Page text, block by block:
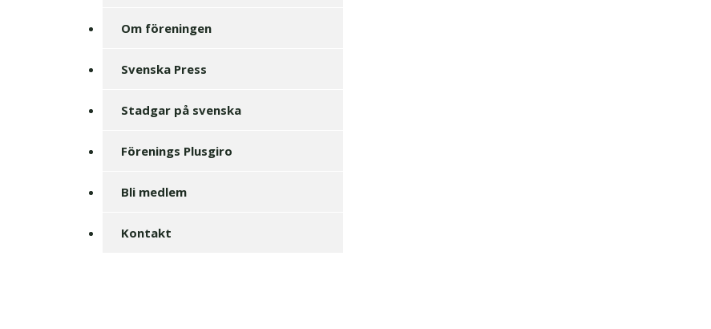
Om föreningen
Svenska Press
Stadgar på svenska
Förenings Plusgiro
Bli medlem
Kontakt